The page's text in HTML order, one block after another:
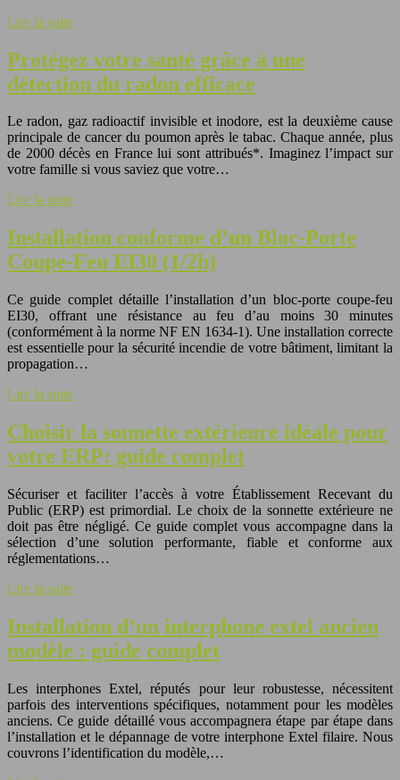
Lire la suite
Protégez votre santé grâce à une
détection du radon efficace
Le radon, gaz radioactif invisible et inodore, est la deuxième cause
principale de cancer du poumon après le tabac. Chaque année, plus
de 2000 décès en France lui sont attribués*. Imaginez l’impact sur
votre famille si vous saviez que votre…
Lire la suite
Installation conforme d’un Bloc-Porte
Coupe-Feu EI30 (1/2h)
Ce guide complet détaille l’installation d’un bloc-porte coupe-feu
EI30, offrant une résistance au feu d’au moins 30 minutes
(conformément à la norme NF EN 1634-1). Une installation correcte
est essentielle pour la sécurité incendie de votre bâtiment, limitant la
propagation…
Lire la suite
Choisir la sonnette extérieure idéale pour
votre ERP: guide complet
Sécuriser et faciliter l’accès à votre Établissement Recevant du
Public (ERP) est primordial. Le choix de la sonnette extérieure ne
doit pas être négligé. Ce guide complet vous accompagne dans la
sélection d’une solution performante, fiable et conforme aux
réglementations…
Lire la suite
Installation d’un interphone extel ancien
modèle : guide complet
Les interphones Extel, réputés pour leur robustesse, nécessitent
parfois des interventions spécifiques, notamment pour les modèles
anciens. Ce guide détaillé vous accompagnera étape par étape dans
l’installation et le dépannage de votre interphone Extel filaire. Nous
couvrons l’identification du modèle,…